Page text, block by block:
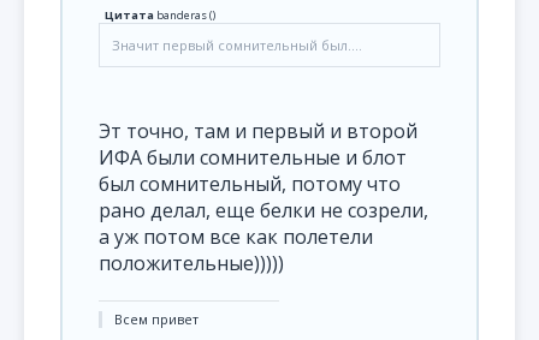
Цитата banderas()
Значит первый сомнительный был....
Эт точно, там и первый и второй
ИФА были сомнительные и блот
был сомнительный, потому что
рано делал, еще белки не созрели,
а уж потом все как полетели
положительные)))))
Всем привет